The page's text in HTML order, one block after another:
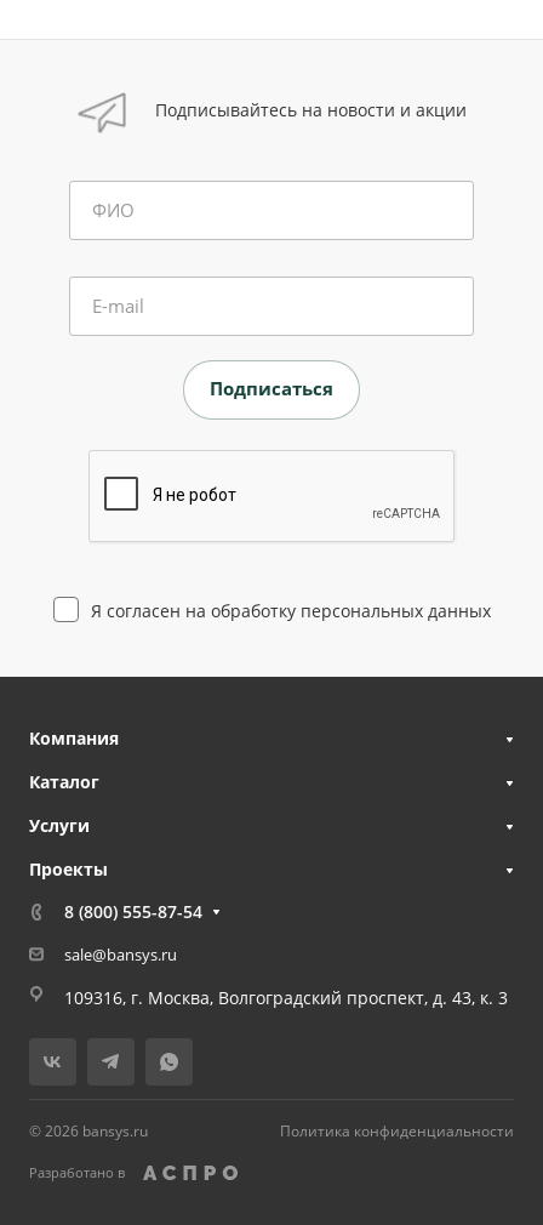
Подписывайтесь на новости и акции
ФИО
E-mail
Я согласен на обработку персональных данных
Компания
Каталог
Услуги
Проекты
8 (800) 555-87-54
sale@bansys.ru
109316, г. Москва, Волгоградский проспект, д. 43, к. 3
© 2026 bansys.ru Политика конфиденциальности
Разработано в